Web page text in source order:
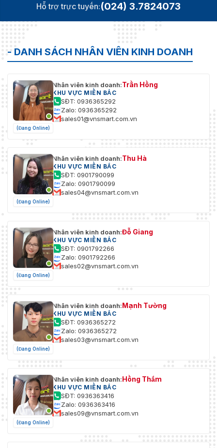
Hỗ trợ trực tuyến:(024) 3.7824073
- DANH SÁCH NHÂN VIÊN KINH DOANH
(Đang Online)
Nhân viên kinh doanh:Trần Hồng
KHU VỰC MIỀN BẮC
SĐT: 0936365292
Zalo: 0936365292
sales01@vnsmart.com.vn
(Đang Online)
Nhân viên kinh doanh:Thu Hà
KHU VỰC MIỀN BẮC
SĐT: 0901790099
Zalo: 0901790099
sales04@vnsmart.com.vn
(Đang Online)
Nhân viên kinh doanh:Đỗ Giang
KHU VỰC MIỀN BẮC
SĐT: 0901792266
Zalo: 0901792266
sales02@vnsmart.com.vn
(Đang Online)
Nhân viên kinh doanh:Mạnh Tường
KHU VỰC MIỀN BẮC
SĐT: 0936365272
Zalo: 0936365272
sales03@vnsmart.com.vn
(Đang Online)
Nhân viên kinh doanh:Hồng Thắm
KHU VỰC MIỀN BẮC
SĐT: 0936363416
Zalo: 0936363416
sales09@vnsmart.com.vn